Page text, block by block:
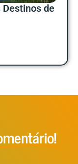
Destinos de